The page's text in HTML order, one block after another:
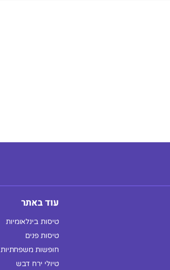
עוד באתר
טיסות בינלאומיות
טיסות פנים
חופשות משפחתיות
טיולי ירח דבש